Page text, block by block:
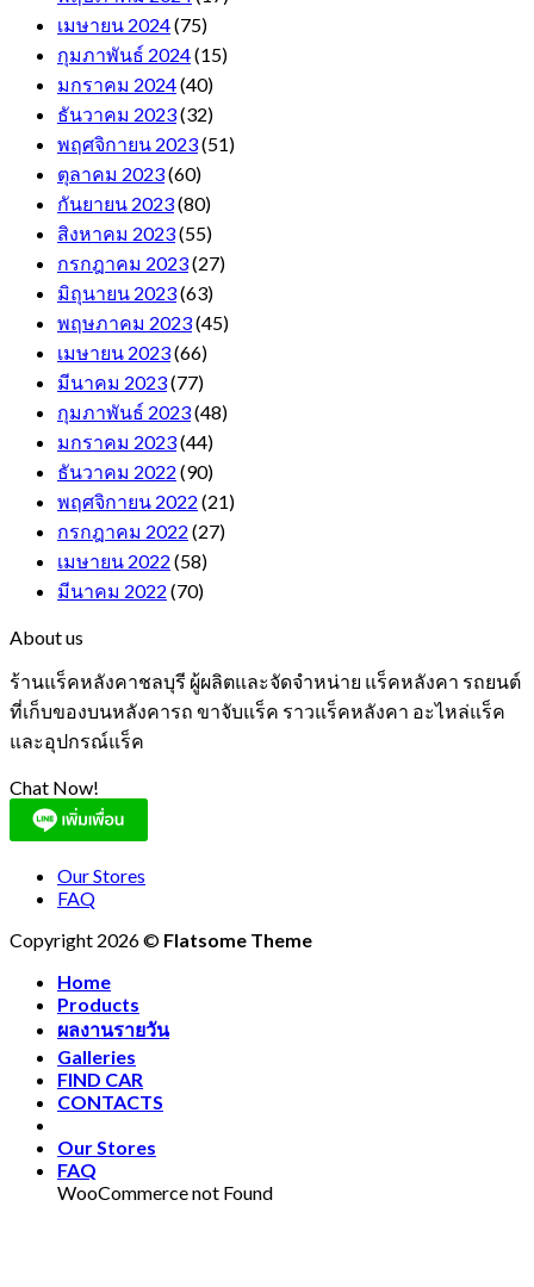
เมษายน 2024(75)
กุมภาพันธ์ 2024(15)
มกราคม 2024(40)
ธันวาคม 2023(32)
พฤศจิกายน 2023(51)
ตุลาคม 2023(60)
กันยายน 2023(80)
สิงหาคม 2023(55)
กรกฎาคม 2023(27)
มิถุนายน 2023(63)
พฤษภาคม 2023(45)
เมษายน 2023(66)
มีนาคม 2023(77)
กุมภาพันธ์ 2023(48)
มกราคม 2023(44)
ธันวาคม 2022 (90)
พฤศจิกายน 2022 (21)
กรกฎาคม 2022 (27)
เมษายน 2022 (58)
มีนาคม 2022 (70)
About us
ร้านแร็คหลังคาชลบุรี ผู้ผลิตและจัดจำหน่าย แร็คหลังคา รถยนต์
ที่เก็บของบนหลังคารถ ขาจับแร็ค ราวแร็คหลังคา อะไหล่แร็ค
และอุปกรณ์แร็ค
Chat Now!
Our Stores
FAQ
Copyright 2026 © Flatsome Theme
Home
Products
ผลงานรายวัน
Galleries
FIND CAR
CONTACTS
Our Stores
FAQ
WooCommerce not Found